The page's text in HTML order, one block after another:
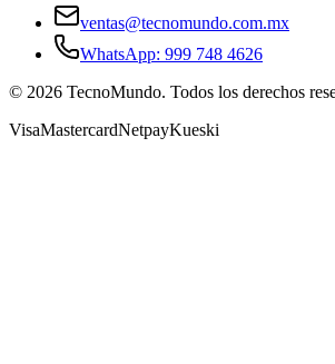
ventas@tecnomundo.com.mx
WhatsApp: 999 748 4626
© 2026 TecnoMundo. Todos los derechos
VisaMastercardNetpayKueski